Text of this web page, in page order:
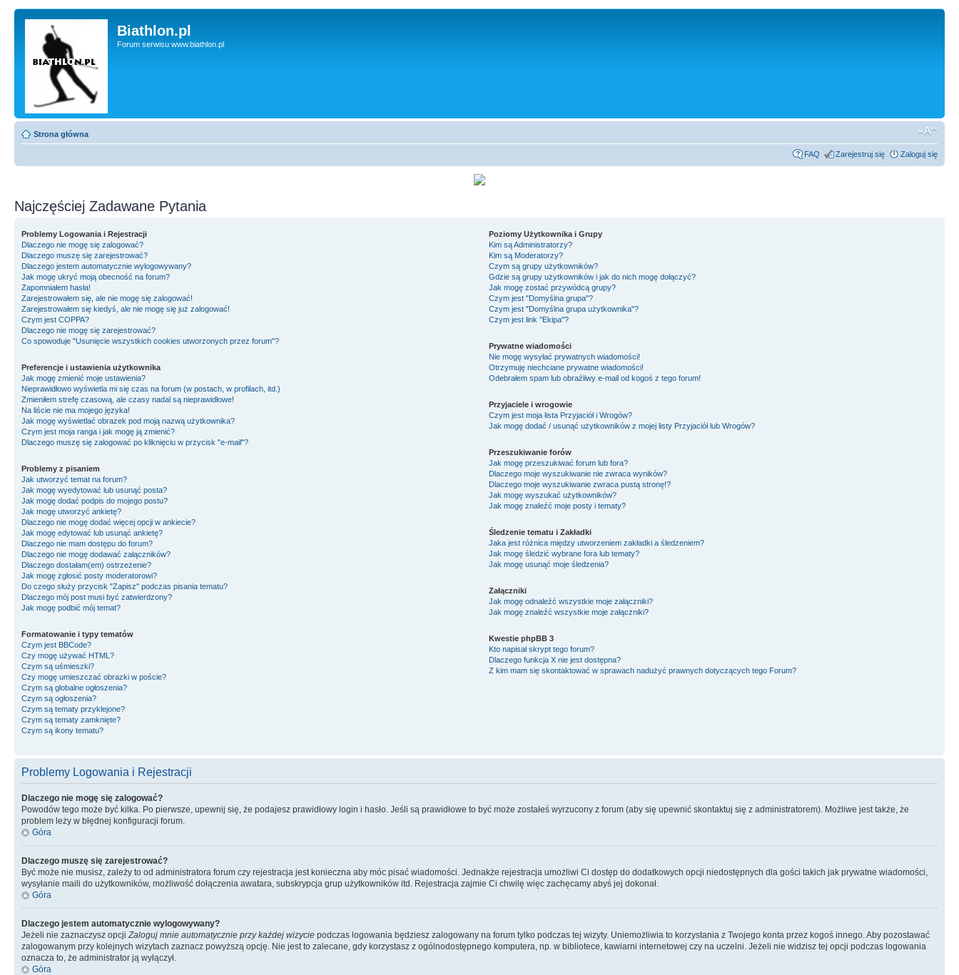
Biathlon.pl
Forum serwisu www.biathlon.pl
Strona główna
FAQ Zarejestruj się Zaloguj się
Najczęściej Zadawane Pytania
Problemy Logowania i Rejestracji
Dlaczego nie mogę się zalogować?
Dlaczego muszę się zarejestrować?
Dlaczego jestem automatycznie wylogowywany?
Jak mogę ukryć moją obecność na forum?
Zapomniałem hasła!
Zarejestrowałem się, ale nie mogę się zalogować!
Zarejestrowałem się kiedyś, ale nie mogę się już zalogować!
Czym jest COPPA?
Dlaczego nie mogę się zarejestrować?
Co spowoduje "Usunięcie wszystkich cookies utworzonych przez forum"?
Preferencje i ustawienia użytkownika
Jak mogę zmienić moje ustawienia?
Nieprawidłowo wyświetla mi się czas na forum (w postach, w profilach, itd.)
Zmieniłem strefę czasową, ale czasy nadal są nieprawidłowe!
Na liście nie ma mojego języka!
Jak mogę wyświetlać obrazek pod moją nazwą użytkownika?
Czym jest moja ranga i jak mogę ją zmienić?
Dlaczego muszę się zalogować po kliknięciu w przycisk "e-mail"?
Problemy z pisaniem
Jak utworzyć temat na forum?
Jak mogę wyedytować lub usunąć posta?
Jak mogę dodać podpis do mojego postu?
Jak mogę utworzyć ankietę?
Dlaczego nie mogę dodać więcej opcji w ankiecie?
Jak mogę edytować lub usunąć ankietę?
Dlaczego nie mam dostępu do forum?
Dlaczego nie mogę dodawać załączników?
Dlaczego dostałam(em) ostrzeżenie?
Jak mogę zgłosić posty moderatorowi?
Do czego służy przycisk "Zapisz" podczas pisania tematu?
Dlaczego mój post musi być zatwierdzony?
Jak mogę podbić mój temat?
Formatowanie i typy tematów
Czym jest BBCode?
Czy mogę używać HTML?
Czym są uśmieszki?
Czy mogę umieszczać obrazki w poście?
Czym są globalne ogłoszenia?
Czym są ogłoszenia?
Czym są tematy przyklejone?
Czym są tematy zamknięte?
Czym są ikony tematu?
Poziomy Użytkownika i Grupy
Kim są Administratorzy?
Kim są Moderatorzy?
Czym są grupy użytkowników?
Gdzie są grupy użytkowników i jak do nich mogę dołączyć?
Jak mogę zostać przywódcą grupy?
Czym jest "Domyślna grupa"?
Czym jest "Domyślna grupa użytkownika"?
Czym jest link "Ekipa"?
Prywatne wiadomości
Nie mogę wysyłać prywatnych wiadomości!
Otrzymuję niechciane prywatne wiadomości!
Odebrałem spam lub obraźliwy e-mail od kogoś z tego forum!
Przyjaciele i wrogowie
Czym jest moja lista Przyjaciół i Wrogów?
Jak mogę dodać / usunąć użytkowników z mojej listy Przyjaciół lub Wrogów?
Przeszukiwanie forów
Jak mogę przeszukiwać forum lub fora?
Dlaczego moje wyszukiwanie nie zwraca wyników?
Dlaczego moje wyszukiwanie zwraca pustą stronę!?
Jak mogę wyszukać użytkowników?
Jak mogę znaleźć moje posty i tematy?
Śledzenie tematu i Zakładki
Jaka jest różnica między utworzeniem zakładki a śledzeniem?
Jak mogę śledzić wybrane fora lub tematy?
Jak mogę usunąć moje śledzenia?
Załączniki
Jak mogę odnaleźć wszystkie moje załączniki?
Jak mogę znaleźć wszystkie moje załączniki?
Kwestie phpBB 3
Kto napisał skrypt tego forum?
Dlaczego funkcja X nie jest dostępna?
Z kim mam się skontaktować w sprawach nadużyć prawnych dotyczących tego Forum?
Problemy Logowania i Rejestracji
Dlaczego nie mogę się zalogować?
Powodów tego może być kilka. Po pierwsze, upewnij się, że podajesz prawidłowy login i hasło. Jeśli są prawidłowe to być może zostałeś wyrzucony z forum (aby się upewnić skontaktuj się z administratorem). Możliwe jest także, że
problem leży w błędnej konfiguracji forum.
Góra
Dlaczego muszę się zarejestrować?
Być może nie musisz, zależy to od administratora forum czy rejestracja jest konieczna aby móc pisać wiadomości. Jednakże rejestracja umożliwi Ci dostęp do dodatkowych opcji niedostępnych dla gości takich jak prywatne wiadomości,
wysyłanie maili do użytkowników, możliwość dołączenia awatara, subskrypcja grup użytkowników itd. Rejestracja zajmie Ci chwilę więc zachęcamy abyś jej dokonał.
Góra
Dlaczego jestem automatycznie wylogowywany?
Jeżeli nie zaznaczysz opcjiZaloguj mnie automatycznie przy każdej wizycie podczas logowania będziesz zalogowany na forum tylko podczas tej wizyty. Uniemożliwia to korzystania z Twojego konta przez kogoś innego. Aby pozostawać
zalogowanym przy kolejnych wizytach zaznacz powyższą opcję. Nie jest to zalecane, gdy korzystasz z ogólnodostępnego komputera, np. w bibliotece, kawiarni internetowej czy na uczelni. Jeżeli nie widzisz tej opcji podczas logowania
oznacza to, że administrator ją wyłączył.
Góra